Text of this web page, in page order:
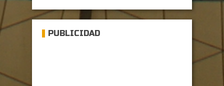
PUBLICIDAD